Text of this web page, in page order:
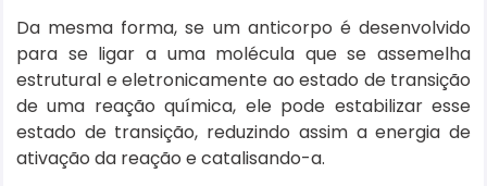
Da mesma forma, se um anticorpo é desenvolvido
para se ligar a uma molécula que se assemelha
estrutural e eletronicamente ao estado de transição
de uma reação química, ele pode estabilizar esse
estado de transição, reduzindo assim a energia de
ativação da reação e catalisando-a.